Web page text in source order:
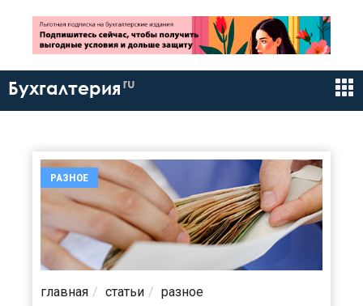
Бухгалтерия ru
РАЗНОЕ
главная статьи разное